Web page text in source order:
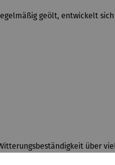
geölt, entwickelt
über